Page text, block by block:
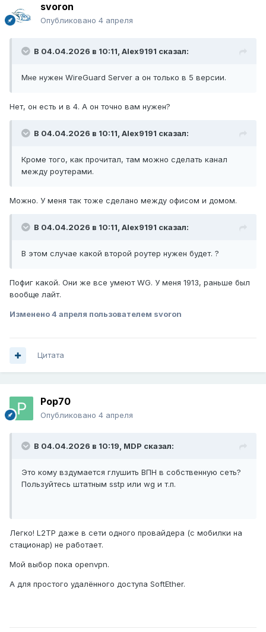
svoron
Опубликовано 4 апреля
В 04.04.2026 в 10:11, Alex9191 сказал:
Мне нужен WireGuard Server а он только в 5 версии.
Нет, он есть и в 4. А он точно вам нужен?
В 04.04.2026 в 10:11, Alex9191 сказал:
Кроме того, как прочитал, там можно сделать канал
между роутерами.
Можно. У меня так тоже сделано между офисом и домом.
В 04.04.2026 в 10:11, Alex9191 сказал:
В этом случае какой второй роутер нужен будет. ?
Пофиг какой. Они же все умеют WG. У меня 1913, раньше был
вообще лайт.
Изменено4 апреля пользователем svoron
Цитата
Pop70
Опубликовано 4 апреля
В 04.04.2026 в 10:19, MDP сказал:
Это кому вздумается глушить ВПН в собственную сеть?
Пользуйтесь штатным sstp или wg и т.п.
Легко! L2TP даже в сети одного провайдера (с мобилки на
стационар) не работает.
Мой выбор пока openvpn.
А для простого удалённого доступа SoftEther.